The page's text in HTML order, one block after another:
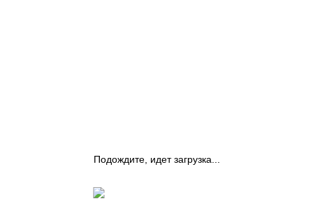
Подождите, идет загрузка...